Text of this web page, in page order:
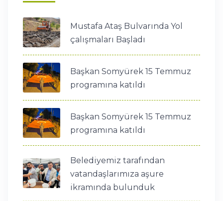
Mustafa Ataş Bulvarında Yol
çalışmaları Başladı
Başkan Somyürek 15 Temmuz
programına katıldı
Başkan Somyürek 15 Temmuz
programına katıldı
Belediyemiz tarafından
vatandaşlarımıza aşure
ikramında bulunduk